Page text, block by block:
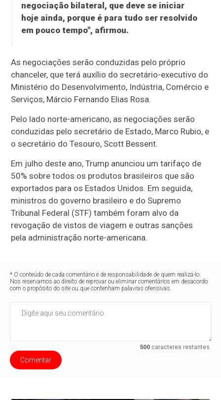
negociação bilateral, que deve se iniciar
hoje ainda, porque é para tudo ser resolvido
em pouco tempo", afirmou.
As negociações serão conduzidas pelo próprio
chanceler, que terá auxílio do secretário-executivo do
Ministério do Desenvolvimento, Indústria, Comércio e
Serviços, Márcio Fernando Elias Rosa.
Pelo lado norte-americano, as negociações serão
conduzidas pelo secretário de Estado, Marco Rubio, e
o secretário do Tesouro, Scott Bessent.
Em julho deste ano, Trump anunciou um tarifaço de
50% sobre todos os produtos brasileiros que são
exportados para os Estados Unidos. Em seguida,
ministros do governo brasileiro e do Supremo
Tribunal Federal (STF) também foram alvo da
revogação de vistos de viagem e outras sanções
pela administração norte-americana.
* O conteúdo de cada comentário é de responsabilidade de quem realizá-lo.
Nos reservamos ao direito de reprovar ou eliminar comentários em desacordo
com o propósito do site ou que contenham palavras ofensivas.
500caracteres restantes.
Comentar